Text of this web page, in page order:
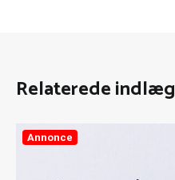
Relaterede indlæg
Annonce